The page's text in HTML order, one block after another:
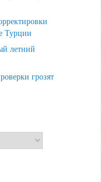
Турции
летний
грозят